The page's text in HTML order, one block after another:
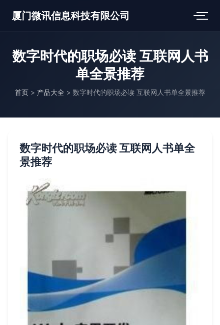
厦门微讯信息科技有限公司
数字时代的职场必读 互联网人书
单全景推荐
首页 > 产品大全 > 数字时代的职场必读 互联网人书单全景推荐
数字时代的职场必读 互联网人书单全
景推荐